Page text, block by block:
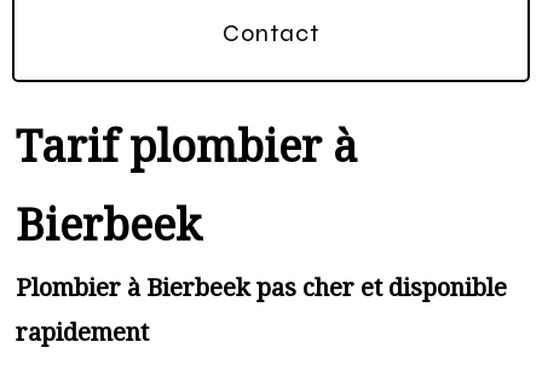
Contact
Tarif plombier à
Bierbeek
Plombier à Bierbeek pas cher et disponible
rapidement